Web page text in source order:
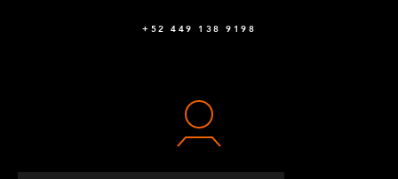
+52 449 138 9198